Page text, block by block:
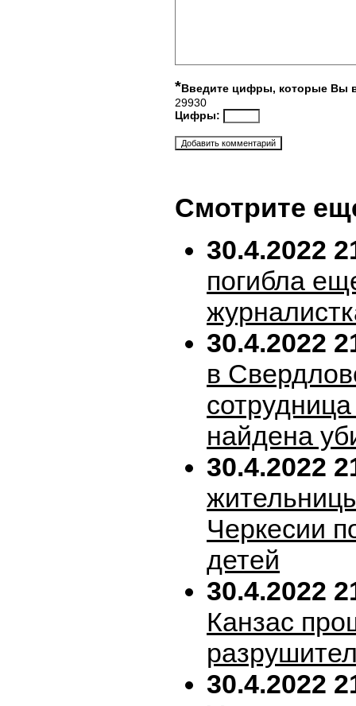
*Введите цифры, которые Вы
29930
Цифры:
Смотрите
30.4.2022
погибла
30.4.2022
в
найдена
30.4.2022
Черкесии
детей
30.4.2022
Канзас
30.4.2022